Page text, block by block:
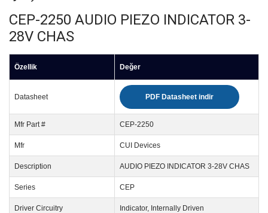
CEP-2250 AUDIO PIEZO INDICATOR 3-
28V CHAS
Özellik Değer
Datasheet PDF Datasheet indir
Mfr Part # CEP-2250
Mfr CUI Devices
Description AUDIO PIEZO INDICATOR 3-28V CHAS
Series CEP
Driver Circuitry Indicator, Internally Driven